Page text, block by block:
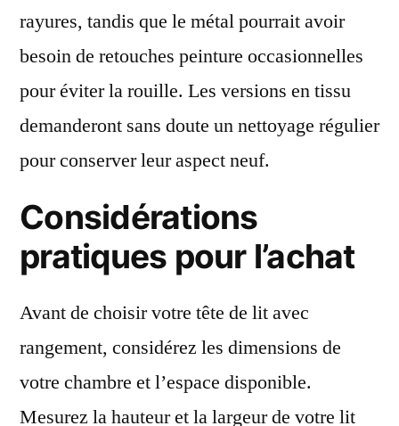
rayures, tandis que le métal pourrait avoir
besoin de retouches peinture occasionnelles
pour éviter la rouille. Les versions en tissu
demanderont sans doute un nettoyage régulier
pour conserver leur aspect neuf.
Considérations
pratiques pour l’achat
Avant de choisir votre tête de lit avec
rangement, considérez les dimensions de
votre chambre et l’espace disponible.
Mesurez la hauteur et la largeur de votre lit